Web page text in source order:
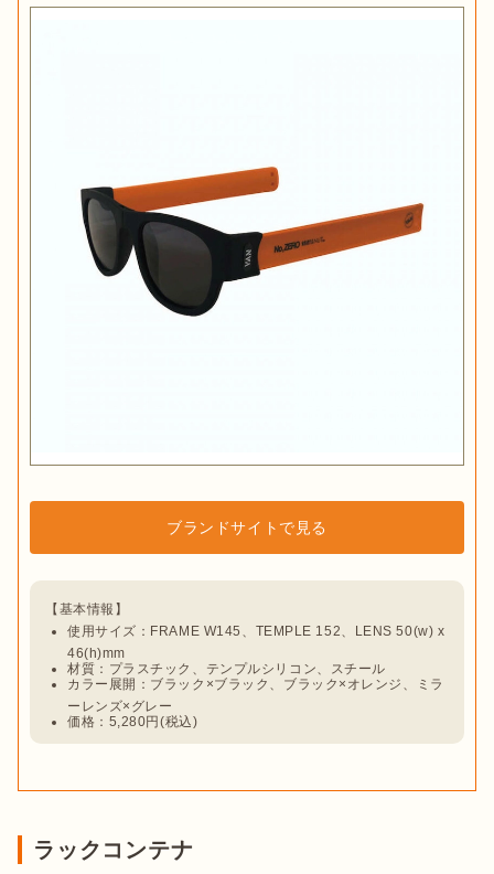
ブランドサイトで見る
使用サイズ：FRAME W145、TEMPLE 152、LENS 50(w) x
46(h)mm
材質：プラスチック、テンプルシリコン、スチール
カラー展開：ブラック×ブラック、ブラック×オレンジ、ミラ
ーレンズ×グレー
価格：5,280円(税込)
ラックコンテナ